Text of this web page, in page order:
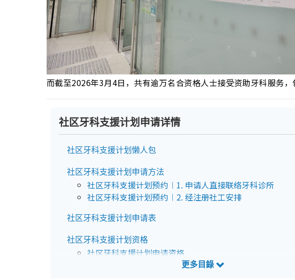
而截至2026年3月4日，共有逾万名合资格人士接受资助牙科服务
社区牙科支援计划申请详情
社区牙科支援计划懒人包
社区牙科支援计划申请方法
社区牙科支援计划预约︱1. 申请人直接联络牙科诊所
社区牙科支援计划预约︱2. 经注册社工安排
社区牙科支援计划申请表
社区牙科支援计划资格
社区牙科支援计划申请资格
社区牙科支援计划无家者条件